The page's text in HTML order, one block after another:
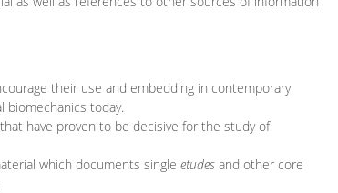
their use and embedding in contemporary
today.
have proven to be decisive for the study of
which documents single etudes and other core